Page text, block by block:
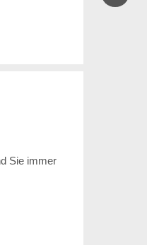
Sie immer